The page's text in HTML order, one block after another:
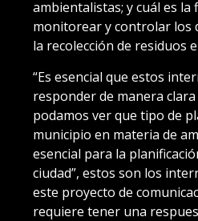
ambientalistas; y cuál es
monitorear y controlar los
la recolección de residuos
“Es esencial que estos
responder de manera
podamos ver que tipo de
municipio en materia de
esencial para la
ciudad”, estos son los
este proyecto de
requiere tener una